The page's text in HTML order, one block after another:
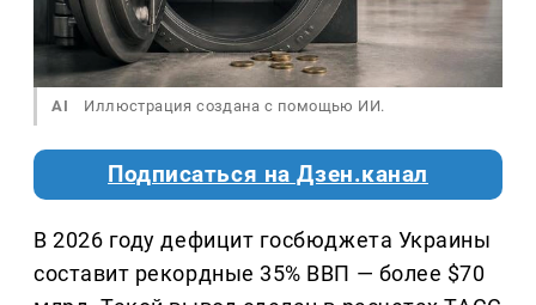
AI Иллюстрация создана с помощью ИИ.
Подписаться на Дзен.канал
В 2026 году дефицит госбюджета Украины
составит рекордные 35% ВВП — более $70